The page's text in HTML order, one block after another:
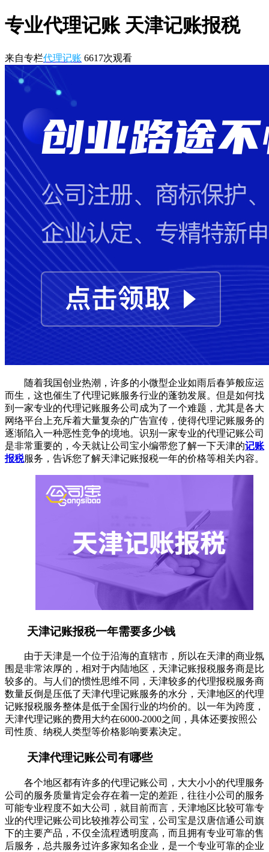
专业代理记账 天津记账报税
来自专栏代理记账 6617次观看
随着我国创业热潮，许多的小微型企业如雨后春笋般应运
而生，这也催生了代理记账服务行业的蓬勃发展。但是如何找
到一家专业的代理记账服务公司成为了一个难题，尤其是各大
网络平台上充斥着大量复杂的广告宣传，使得代理记账服务的
逐渐陷入一种恶性竞争的境地。识别一家专业的代理记账公司
是非常重要的，今天就让公司宝小编带您了解一下天津的记账
报税服务，告诉您了解天津记账报税一年的价格等相关内容。
天津记账报税一年需要多少钱
由于天津是一个位于沿海的直辖市，所以在天津的商业氛
围是非常浓厚的，相对于内陆地区，天津记账报税服务商是比
较多的。与人们的惯性思维不同，天津较多的代理报税服务商
数量反倒是压低了天津代理记账服务的水分，天津地区的代理
记账报税服务整体是低于全国行业的均价的。以一年为跨度，
天津代理记账的费用大约在6000-2000之间，具体还要按照公
司性质、纳税人类型等价格影响要素决定。
天津代理记账公司有哪些
各个地区都有许多的代理记账公司，大大小小的代理服务
公司的服务质量肯定会存在着一定的差距，往往小公司的服务
可能专业程度不如大公司，就目前而言，天津地区比较可靠专
业的代理记账公司比较推荐公司宝，公司宝是汉唐信通公司旗
下的主要产品，不仅全流程透明度高，而且拥有专业可靠的售
后服务，总共服务过许多家知名企业，是一个专业可靠的企业